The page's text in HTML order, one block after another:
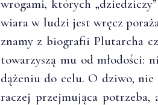
wrogami, których
wiara w ludzi jest wręcz
znamy z biografii Plutarcha
towarzyszą mu od młodości:
dążeniu do celu. O dziwo,
raczej przejmująca potrzeba,